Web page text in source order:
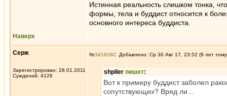
Истинная реальность слишком тонка,
формы, тела и буддист относится к
основного интереса буддиста.
Наверх
Серж
Зарегистрирован: 28.01.2011
Суждений: 4126
№341828 Добавлено: Ср 30 Авг 17, 23:52 (9 лет
shpiler пишет:
Вот к примеру буддист заболел
сопутствующих? Вряд ли...